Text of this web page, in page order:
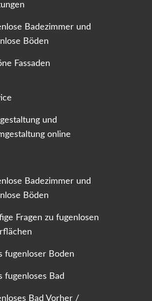
Badezimmer und
Böden
Fassaden
und
online
Badezimmer und
Böden
Fragen zu fugenlosen
fugenloser Boden
fugenloses Bad
Bad Vorher /